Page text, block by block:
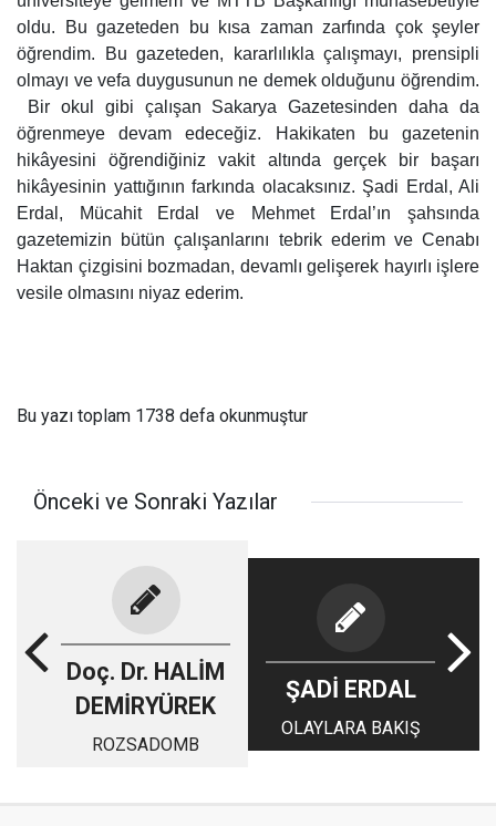
oldu. Bu gazeteden bu kısa zaman zarfında çok şeyler
öğrendim. Bu gazeteden, kararlılıkla çalışmayı, prensipli
olmayı ve vefa duygusunun ne demek olduğunu öğrendim.
Bir okul gibi çalışan Sakarya Gazetesinden daha da
öğrenmeye devam edeceğiz. Hakikaten bu gazetenin
hikâyesini öğrendiğiniz vakit altında gerçek bir başarı
hikâyesinin yattığının farkında olacaksınız. Şadi Erdal, Ali
Erdal, Mücahit Erdal ve Mehmet Erdal’ın şahsında
gazetemizin bütün çalışanlarını tebrik ederim ve Cenabı
Haktan çizgisini bozmadan, devamlı gelişerek hayırlı işlere
vesile olmasını niyaz ederim.
Bu yazı toplam 1738 defa okunmuştur
Önceki ve Sonraki Yazılar
Doç. Dr. HALİM
DEMİRYÜREK
ROZSADOMB
ŞADİ ERDAL
OLAYLARA BAKIŞ